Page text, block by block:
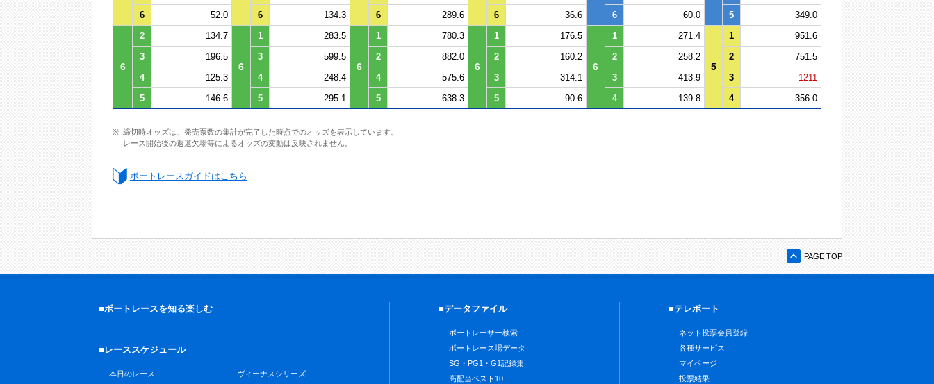
6
52.0 6 134.3 6 289.6 6 36.6 6 60.0 5 349.0
6
2 134.7
6
1 283.5
6
1 780.3
6
1 176.5
6
1 271.4
5
1
951.6
3
196.5 3 599.5 2 882.0 2 160.2 2 258.2 2
751.5
4
125.3 4 248.4 4 575.6 3 314.1 3 413.9 3
1211
5
146.6 5 295.1 5 638.3 5 90.6 4 139.8 4 356.0
締切時オッズは、発売票数の集計が完了した時点でのオッズを表示しています。
レース開始後の返還欠場等によるオッズの変動は反映されません。
ボートレースガイドはこちら
PAGE TOP
■ボートレースを知る楽しむ
■レーススケジュール
本日のレース ヴィーナスシリーズ
■データファイル
ボートレーサー検索
ボートレース場データ
SG・PG1・G1記録集
高配当ベスト10
■テレボート
ネット投票会員登録
各種サービス
マイページ
投票結果